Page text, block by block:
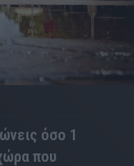
όσο 1
που